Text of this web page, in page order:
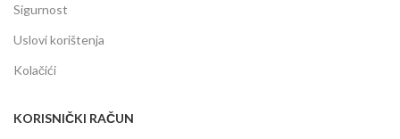
Sigurnost
Uslovi korištenja
Kolačići
KORISNIČKI RAČUN